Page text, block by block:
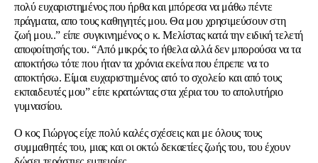
πολύ ευχαριστημένος που ήρθα και μπόρεσα να μάθω πέντε
πράγματα, απο τους καθηγητές μου. Θα μου χρησιμεύσουν στη
ζωή μου..” είπε συγκινημένος ο κ. Μελίστας κατά την ειδική τελετή
αποφοίτησής του.“Από μικρός το ήθελα αλλά δεν μπορούσα να τα
αποκτήσω τότε που ήταν τα χρόνια εκείνα που έπρεπε να το
αποκτήσω. Είμαι ευχαριστημένος από το σχολείο και από τους
εκπαιδευτές μου”είπε κρατώντας στα χέρια του το απολυτήριο
γυμνασίου.
Ο κος Γιώργος είχε πολύ καλές σχέσεις και με όλους τους
συμμαθητές του, μιας και οι οκτώ δεκαετίες ζωής του, του έχουν